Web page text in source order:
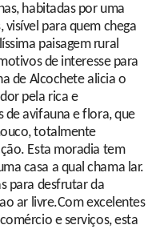
habitadas por uma
para quem chega
paisagem rural
de interesse para
de Alcochete alicia o
pela rica e
de avifauna e flora, que
totalmente
Esta moradia tem
casa a qual chama lar.
para desfrutar da
ar livre.Com excelentes
e serviços, esta